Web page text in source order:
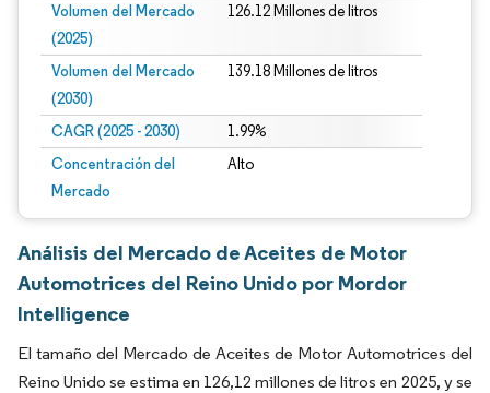
Volumen del Mercado
(2025)
126.12 Millones de litros
Volumen del Mercado
(2030)
139.18 Millones de litros
CAGR (2025 - 2030) 1.99%
Concentración del
Mercado
Alto
Análisis del Mercado de Aceites de Motor
Automotrices del Reino Unido por Mordor
Intelligence
El tamaño del Mercado de Aceites de Motor Automotrices del
Reino Unido se estima en 126,12 millones de litros en 2025, y se